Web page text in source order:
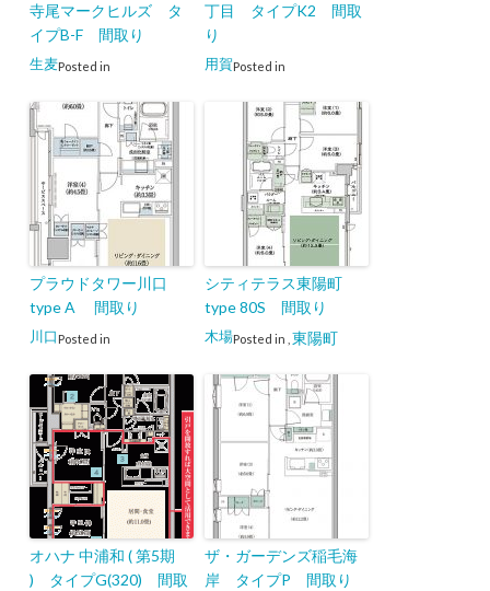
寺尾マークヒルズ タ
イプB-F 間取り
Posted in
生麦
丁目 タイプK2 間取
り
Posted in
用賀
プラウドタワー川口
type A 間取り
Posted in
川口
シティテラス東陽町
type 80S 間取り
Posted in
木場 東陽町
オハナ 中浦和 ( 第5期
) タイプG(320) 間取
ザ・ガーデンズ稲毛海
岸 タイプP 間取り